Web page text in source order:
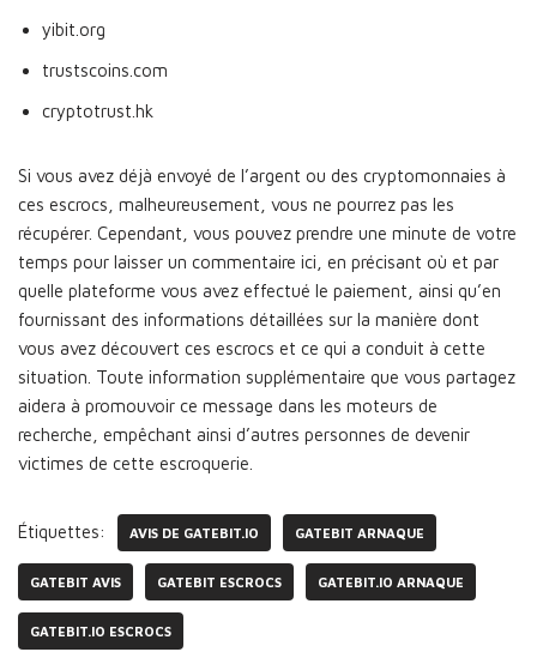
yibit.org
trustscoins.com
cryptotrust.hk
Si vous avez déjà envoyé de l’argent ou des cryptomonnaies à
ces escrocs, malheureusement, vous ne pourrez pas les
récupérer. Cependant, vous pouvez prendre une minute de votre
temps pour laisser un commentaire ici, en précisant où et par
quelle plateforme vous avez effectué le paiement, ainsi qu’en
fournissant des informations détaillées sur la manière dont
vous avez découvert ces escrocs et ce qui a conduit à cette
situation. Toute information supplémentaire que vous partagez
aidera à promouvoir ce message dans les moteurs de
recherche, empêchant ainsi d’autres personnes de devenir
victimes de cette escroquerie.
Étiquettes: AVIS DE GATEBIT.IO GATEBIT ARNAQUE
GATEBIT AVIS GATEBIT ESCROCS GATEBIT.IO ARNAQUE
GATEBIT.IO ESCROCS